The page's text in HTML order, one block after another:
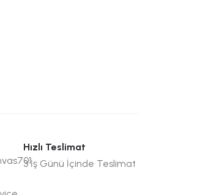
Hızlı Teslimat
3 İş Günü İçinde Teslimat